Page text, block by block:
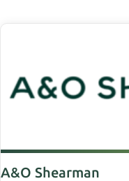
A&O Shearman